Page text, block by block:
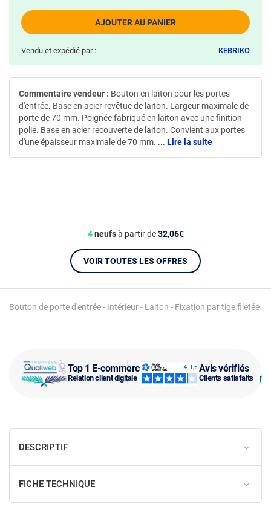
Top 1 E-commerce
Relation client digitale
Avis vérifiés
Clients satisfaits
Bouton de porte d'entrée - Intérieur - Laiton - Fixation par tige filetée
AJOUTER AU PANIER
Vendu et expédié par : KEBRIKO
4neufsà partir de32,06€
VOIR TOUTES LES OFFRES
Commentaire vendeur : Bouton en laiton pour les portes
d'entrée. Base en acier revêtue de laiton. Largeur maximale de
porte de 70 mm. Poignée fabriqué en laiton avec une finition
polie. Base en acier recouverte de laiton. Convient aux portes
d'une épaisseur maximale de 70 mm. ... Lire la suite
DESCRIPTIF
FICHE TECHNIQUE